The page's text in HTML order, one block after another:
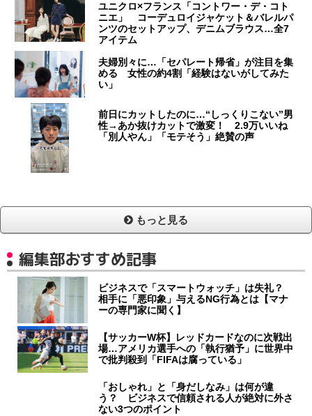
ユニクロ×フランス「コントワー・デ・コト
ニエ」 コーデュロイジャケット＆バレルパ
ンツのセットアップ、デニムブラウス…全7
アイテム
夫婦別々に…「セパレート帰省」が注目を集
める 女性の約4割「経験はないがしてみた
い」
前日にカットしたのに…“しっくりこない”男
性→あか抜けカットで激変！ 2.9万いいね
「別人やん」「モテそう」絶賛の声
もっと見る
編集部おすすめ記事
ビジネスで「スマートウォッチ」は失礼？
相手に「悪印象」与えるNG行為とは【マナ
ーの専門家に聞く】
【サッカーW杯】レッドカードなのに次戦出
場…アメリカ選手への「執行猶予」に世界中
で批判殺到「FIFAは腐っている」
「おしゃれ」と「身だしなみ」は何が違
う？ ビジネスで信頼される人が絶対に外さ
ない3つのポイント